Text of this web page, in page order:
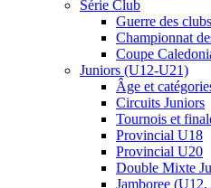
Série Club
Guerre des clubs
Championnat
Coupe
Juniors (U12-U21)
Âge et
Circuits Juniors
Tournois et
Provincial U18
Provincial U20
Double Mixte
Jamboree